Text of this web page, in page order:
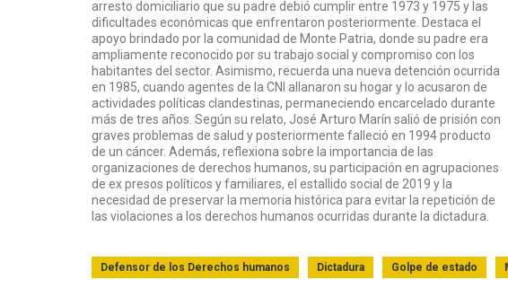
arresto domiciliario que su padre debió cumplir entre 1973 y 1975 y las
dificultades económicas que enfrentaron posteriormente. Destaca el
apoyo brindado por la comunidad de Monte Patria, donde su padre era
ampliamente reconocido por su trabajo social y compromiso con los
habitantes del sector. Asimismo, recuerda una nueva detención ocurrida
en 1985, cuando agentes de la CNI allanaron su hogar y lo acusaron de
actividades políticas clandestinas, permaneciendo encarcelado durante
más de tres años. Según su relato, José Arturo Marín salió de prisión con
graves problemas de salud y posteriormente falleció en 1994 producto
de un cáncer. Además, reflexiona sobre la importancia de las
organizaciones de derechos humanos, su participación en agrupaciones
de ex presos políticos y familiares, el estallido social de 2019 y la
necesidad de preservar la memoria histórica para evitar la repetición de
las violaciones a los derechos humanos ocurridas durante la dictadura.
Defensor de los Derechos humanos Dictadura Golpe de estado